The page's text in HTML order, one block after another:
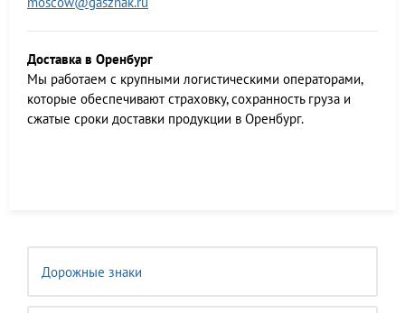
Дорожные знаки
Доставка в Оренбург
Мы работаем c крупными логистическими операторами,
которые обеспечивают страховку, сохранность груза и
сжатые сроки доставки продукции в Оренбург.